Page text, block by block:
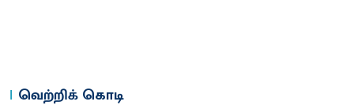
வெற்றிக் கொடி